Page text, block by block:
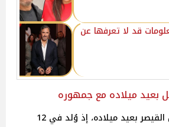
قد لا تعرفها عن
بعيد ميلاده مع جمهوره
قبل أيام قليلة، احتفل القيصر بعيد ميلاده، إذ وُلد في 12